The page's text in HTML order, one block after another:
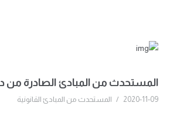
المستحدث من المبادئ الصادرة من
2020-11-09
/ المستحدث من المبادئ القانونية